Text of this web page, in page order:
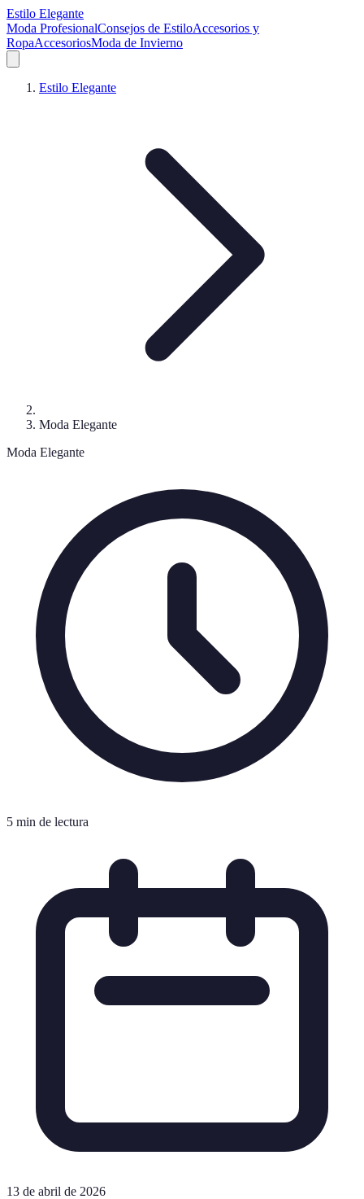
Estilo Elegante
Moda ProfesionalConsejos de EstiloAccesorios y
RopaAccesoriosModa de Invierno
Estilo Elegante
Moda Elegante
Moda Elegante
5 min de lectura
13 de abril de 2026